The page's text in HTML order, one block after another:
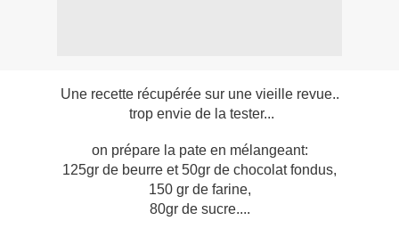
Une recette récupérée sur une vieille revue..
trop envie de la tester...
on prépare la pate en mélangeant:
125gr de beurre et 50gr de chocolat fondus,
150 gr de farine,
80gr de sucre....